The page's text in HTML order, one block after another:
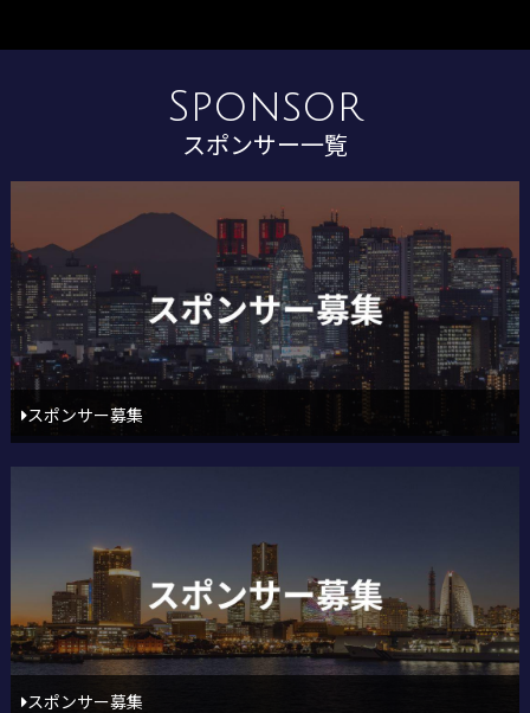
Sponsor
スポンサー一覧
スポンサー募集
スポンサー募集